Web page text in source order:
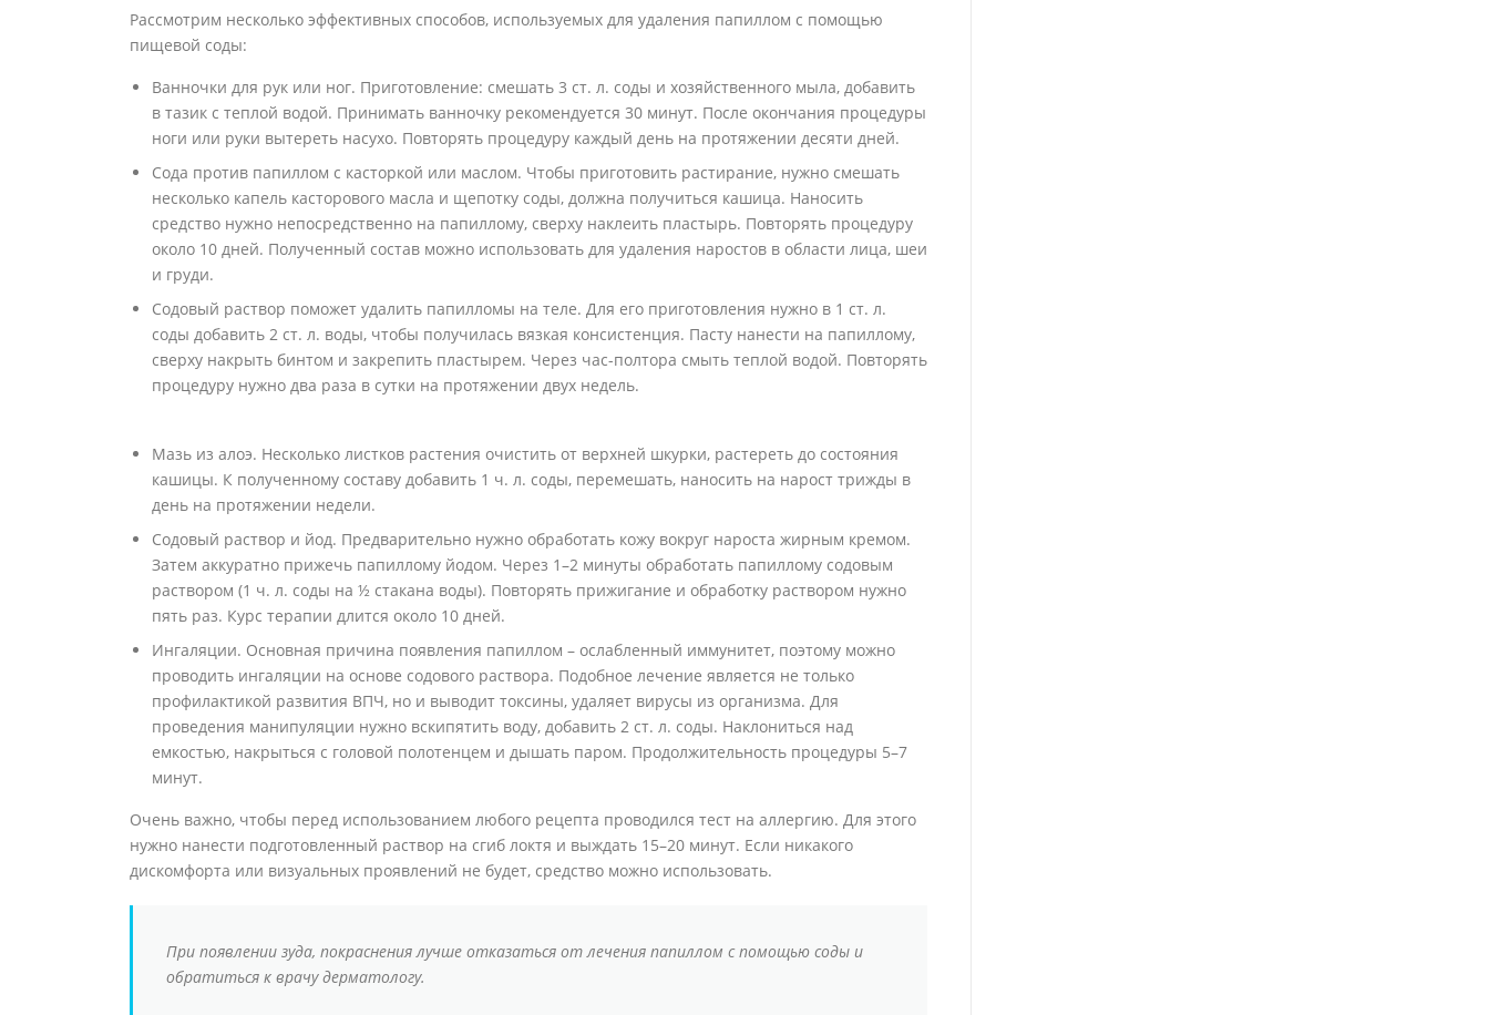
Рассмотрим несколько эффективных способов, используемых для удаления папиллом с помощью
пищевой соды:
Ванночки для рук или ног. Приготовление: смешать 3 ст. л. соды и хозяйственного мыла, добавить
в тазик с теплой водой. Принимать ванночку рекомендуется 30 минут. После окончания процедуры
ноги или руки вытереть насухо. Повторять процедуру каждый день на протяжении десяти дней.
Сода против папиллом с касторкой или маслом. Чтобы приготовить растирание, нужно смешать
несколько капель касторового масла и щепотку соды, должна получиться кашица. Наносить
средство нужно непосредственно на папиллому, сверху наклеить пластырь. Повторять процедуру
около 10 дней. Полученный состав можно использовать для удаления наростов в области лица, шеи
и груди.
Содовый раствор поможет удалить папилломы на теле. Для его приготовления нужно в 1 ст. л.
соды добавить 2 ст. л. воды, чтобы получилась вязкая консистенция. Пасту нанести на папиллому,
сверху накрыть бинтом и закрепить пластырем. Через час-полтора смыть теплой водой. Повторять
процедуру нужно два раза в сутки на протяжении двух недель.
Мазь из алоэ. Несколько листков растения очистить от верхней шкурки, растереть до состояния
кашицы. К полученному составу добавить 1 ч. л. соды, перемешать, наносить на нарост трижды в
день на протяжении недели.
Содовый раствор и йод. Предварительно нужно обработать кожу вокруг нароста жирным кремом.
Затем аккуратно прижечь папиллому йодом. Через 1–2 минуты обработать папиллому содовым
раствором (1 ч. л. соды на ½ стакана воды). Повторять прижигание и обработку раствором нужно
пять раз. Курс терапии длится около 10 дней.
Ингаляции. Основная причина появления папиллом – ослабленный иммунитет, поэтому можно
проводить ингаляции на основе содового раствора. Подобное лечение является не только
профилактикой развития ВПЧ, но и выводит токсины, удаляет вирусы из организма. Для
проведения манипуляции нужно вскипятить воду, добавить 2 ст. л. соды. Наклониться над
емкостью, накрыться с головой полотенцем и дышать паром. Продолжительность процедуры 5–7
минут.
Очень важно, чтобы перед использованием любого рецепта проводился тест на аллергию. Для этого
нужно нанести подготовленный раствор на сгиб локтя и выждать 15–20 минут. Если никакого
дискомфорта или визуальных проявлений не будет, средство можно использовать.
При появлении зуда, покраснения лучше отказаться от лечения папиллом с помощью соды и
обратиться к врачу дерматологу.